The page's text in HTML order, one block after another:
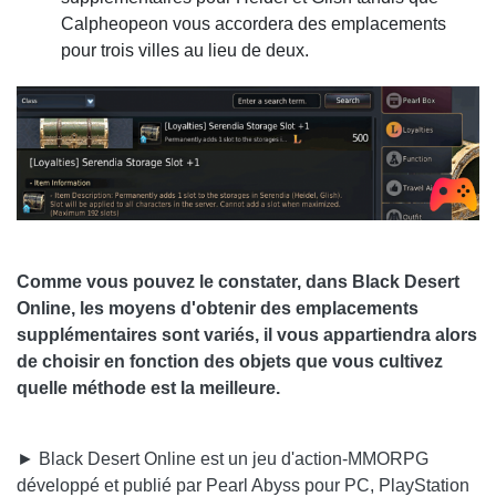
Calpheopeon vous accordera des emplacements
pour trois villes au lieu de deux.
Comme vous pouvez le constater, dans Black Desert
Online, les moyens d'obtenir des emplacements
supplémentaires sont variés, il vous appartiendra alors
de choisir en fonction des objets que vous cultivez
quelle méthode est la meilleure.
► Black Desert Online est un jeu d'action-MMORPG
développé et publié par Pearl Abyss pour PC, PlayStation